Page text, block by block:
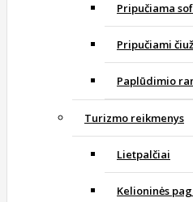
Pripučiama
Pripučiami
Paplūdimio
Turizmo reikmenys
Lietpalčiai
Kelioninės